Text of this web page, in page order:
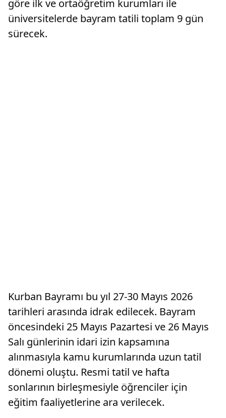
göre ilk ve ortaöğretim kurumları ile
üniversitelerde bayram tatili toplam 9 gün
sürecek.
Kurban Bayramı bu yıl 27-30 Mayıs 2026
tarihleri arasında idrak edilecek. Bayram
öncesindeki 25 Mayıs Pazartesi ve 26 Mayıs
Salı günlerinin idari izin kapsamına
alınmasıyla kamu kurumlarında uzun tatil
dönemi oluştu. Resmi tatil ve hafta
sonlarının birleşmesiyle öğrenciler için
eğitim faaliyetlerine ara verilecek.